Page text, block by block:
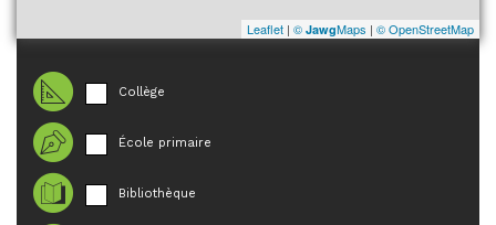
Leaflet | © JawgMaps | © OpenStreetMap
Collège
École primaire
Bibliothèque